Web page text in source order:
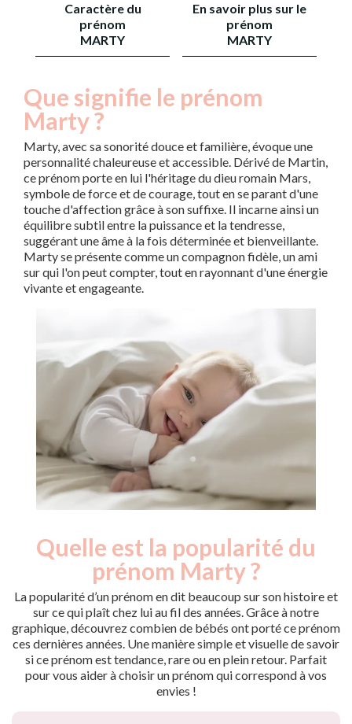
Caractère du
prénom
MARTY
En savoir plus sur le
prénom
MARTY
Que signifie le prénom
Marty ?
Marty, avec sa sonorité douce et familière, évoque une
personnalité chaleureuse et accessible. Dérivé de Martin,
ce prénom porte en lui l'héritage du dieu romain Mars,
symbole de force et de courage, tout en se parant d'une
touche d'affection grâce à son suffixe. Il incarne ainsi un
équilibre subtil entre la puissance et la tendresse,
suggérant une âme à la fois déterminée et bienveillante.
Marty se présente comme un compagnon fidèle, un ami
sur qui l'on peut compter, tout en rayonnant d'une énergie
vivante et engageante.
Quelle est la popularité du
prénom Marty ?
La popularité d’un prénom en dit beaucoup sur son histoire et
sur ce qui plaît chez lui au fil des années. Grâce à notre
graphique, découvrez combien de bébés ont porté ce prénom
ces dernières années. Une manière simple et visuelle de savoir
si ce prénom est tendance, rare ou en plein retour. Parfait
pour vous aider à choisir un prénom qui correspond à vos
envies !
Année
Nouveaux-
nés
2010
15
2011
20
2012
15
2013
15
2014
30
2015
30